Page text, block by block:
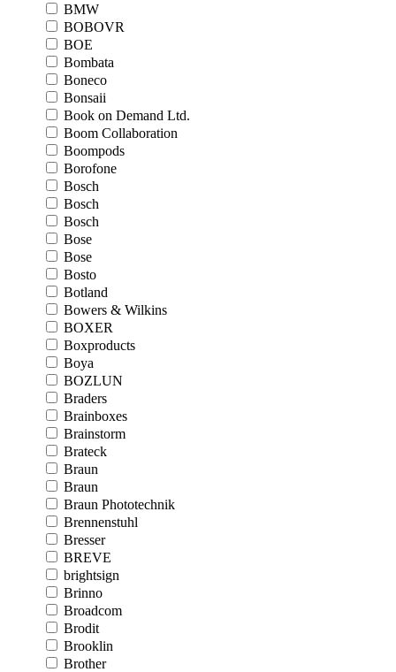
BMW
BOBOVR
BOE
Bombata
Boneco
Bonsaii
Book on Demand Ltd.
Boom Collaboration
Boompods
Borofone
Bosch
Bosch
Bosch
Bose
Bose
Bosto
Botland
Bowers & Wilkins
BOXER
Boxproducts
Boya
BOZLUN
Braders
Brainboxes
Brainstorm
Brateck
Braun
Braun
Braun Phototechnik
Brennenstuhl
Bresser
BREVE
brightsign
Brinno
Broadcom
Brodit
Brooklin
Brother